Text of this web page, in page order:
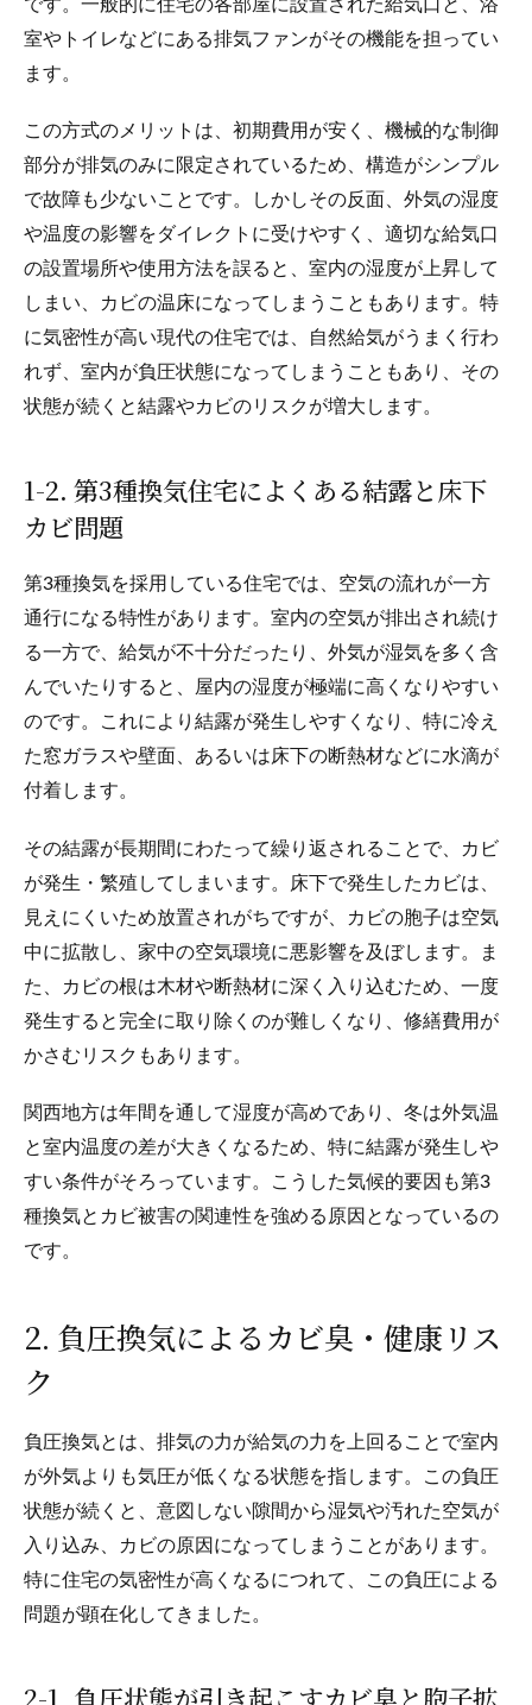
です。一般的に住宅の各部屋に設置された給気口と、浴
室やトイレなどにある排気ファンがその機能を担ってい
ます。
この方式のメリットは、初期費用が安く、機械的な制御
部分が排気のみに限定されているため、構造がシンプル
で故障も少ないことです。しかしその反面、外気の湿度
や温度の影響をダイレクトに受けやすく、適切な給気口
の設置場所や使用方法を誤ると、室内の湿度が上昇して
しまい、カビの温床になってしまうこともあります。特
に気密性が高い現代の住宅では、自然給気がうまく行わ
れず、室内が負圧状態になってしまうこともあり、その
状態が続くと結露やカビのリスクが増大します。
1-2. 第3種換気住宅によくある結露と床下
カビ問題
第3種換気を採用している住宅では、空気の流れが一方
通行になる特性があります。室内の空気が排出され続け
る一方で、給気が不十分だったり、外気が湿気を多く含
んでいたりすると、屋内の湿度が極端に高くなりやすい
のです。これにより結露が発生しやすくなり、特に冷え
た窓ガラスや壁面、あるいは床下の断熱材などに水滴が
付着します。
その結露が長期間にわたって繰り返されることで、カビ
が発生・繁殖してしまいます。床下で発生したカビは、
見えにくいため放置されがちですが、カビの胞子は空気
中に拡散し、家中の空気環境に悪影響を及ぼします。ま
た、カビの根は木材や断熱材に深く入り込むため、一度
発生すると完全に取り除くのが難しくなり、修繕費用が
かさむリスクもあります。
関西地方は年間を通して湿度が高めであり、冬は外気温
と室内温度の差が大きくなるため、特に結露が発生しや
すい条件がそろっています。こうした気候的要因も第3
種換気とカビ被害の関連性を強める原因となっているの
です。
2. 負圧換気によるカビ臭・健康リス
ク
負圧換気とは、排気の力が給気の力を上回ることで室内
が外気よりも気圧が低くなる状態を指します。この負圧
状態が続くと、意図しない隙間から湿気や汚れた空気が
入り込み、カビの原因になってしまうことがあります。
特に住宅の気密性が高くなるにつれて、この負圧による
問題が顕在化してきました。
2-1. 負圧状態が引き起こすカビ臭と胞子拡